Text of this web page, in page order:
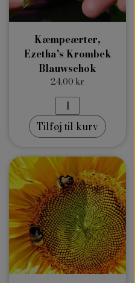
Kæmpeærter,
Ezetha's Krombek
Blauwschok
24,00 kr
Tilføj til kurv